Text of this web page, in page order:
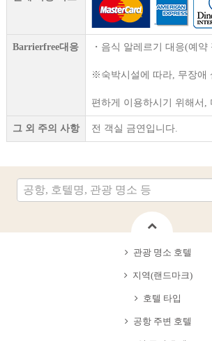
Barrierfree대응 ・음식 알레르기 대응(예
※숙박시설에 따라, 무장애
편하게 이용하시기 위해서,
그 외 주의 사항 전 객실 금연입니다.
관광 명소 호텔
지역(랜드마크)
호텔 타입
공항 주변 호텔